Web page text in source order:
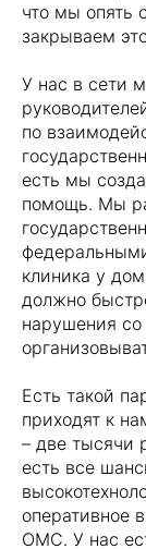
что мы опять
закрываем
У нас в сети
по
есть мы
помощь. Мы
клиника у
должно
нарушения со
Есть такой
приходят к
– две тысячи
есть все
оперативное
ОМС. У нас